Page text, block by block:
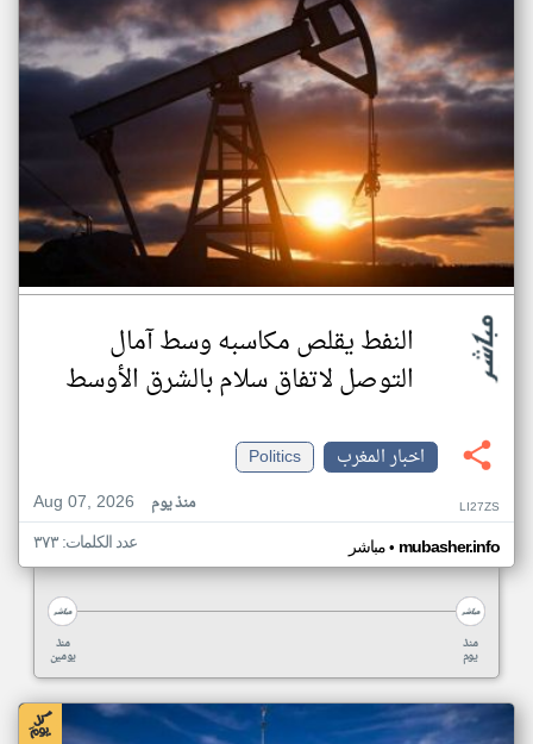
النفط يقلص مكاسبه وسط آمال
التوصل لاتفاق سلام بالشرق الأوسط
اخبار المغرب
Politics
Aug 07, 2026
منذ يوم LI27ZS
مباشر• mubasher.info عدد الكلمات: ٣٧٣
منذ
يومين
منذ
يوم